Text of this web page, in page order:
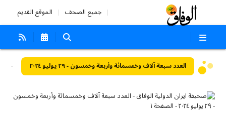
جميع الصحف الموقع القديم
العدد سبعة آلاف وخمسمائة وأربعة وخمسون - ٢٩ يوليو ٢٠٢٤